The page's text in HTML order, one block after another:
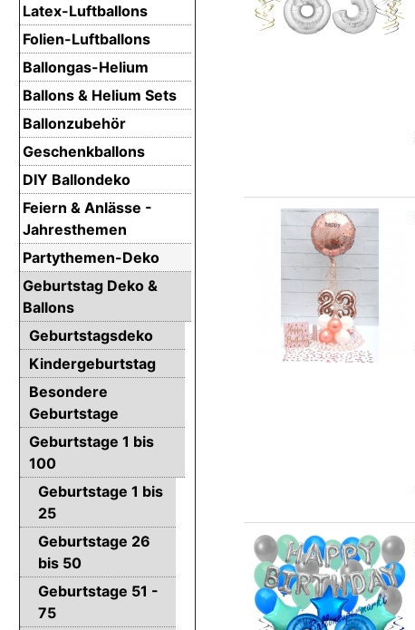
Latex-Luftballons
Folien-Luftballons
Ballongas-Helium
Ballons & Helium Sets
Ballonzubehör
Geschenkballons
DIY Ballondeko
Feiern & Anlässe -
Jahresthemen
Partythemen-Deko
Geburtstag Deko &
Ballons
Geburtstagsdeko
Kindergeburtstag
Besondere
Geburtstage
Geburtstage 1 bis
100
Geburtstage 1 bis
25
Geburtstage 26
bis 50
Geburtstage 51 -
75